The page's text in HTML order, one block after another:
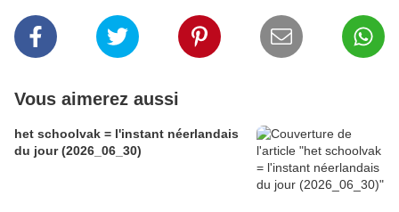
Vous aimerez aussi
het schoolvak = l'instant néerlandais
du jour (2026_06_30)